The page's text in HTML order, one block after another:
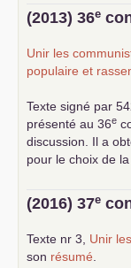
... lire la suite
(2013) 36e
Unir les
populaire et
Texte signé par
présenté au 36e
discussion. Il a
pour le choix de
(2016) 37e
Texte nr 3, Unir
son résumé.